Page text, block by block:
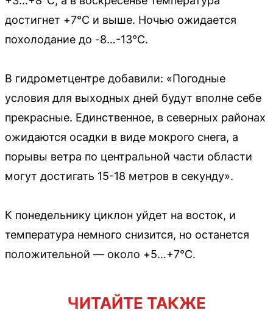
достигнет +7°С и выше. Ночью ожидается
похолодание до -8…-13°С.
В гидрометцентре добавили: «Погодные
условия для выходных дней будут вполне себе
прекрасные. Единственное, в северных районах
ожидаются осадки в виде мокрого снега, а
порывы ветра по центральной части области
могут достигать 15-18 метров в секунду».
К понедельнику циклон уйдет на восток, и
температура немного снизится, но останется
положительной — около +5…+7°С.
ЧИТАЙТЕ ТАКЖЕ